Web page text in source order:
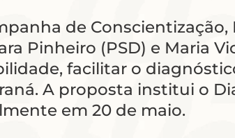
de
Pinheiro (PSD) e Maria
facilitar o
A proposta institui o
em 20 de maio.